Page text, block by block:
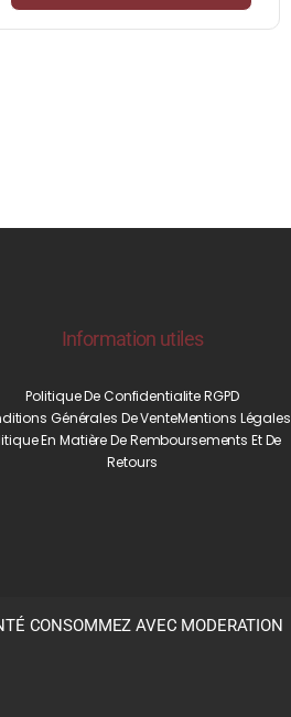
Information utiles
Politique De Confidentialite RGPD
Générales De VenteMentions Légales
En Matière De Remboursements Et De
Retours
CONSOMMEZ AVEC MODERATION